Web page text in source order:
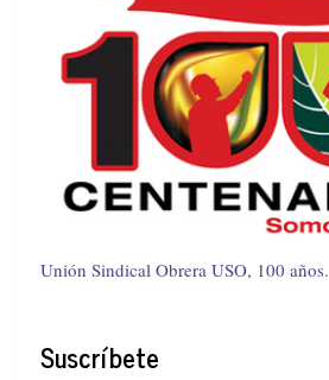
Unión Sindical Obrera USO, 100 años.
Suscríbete